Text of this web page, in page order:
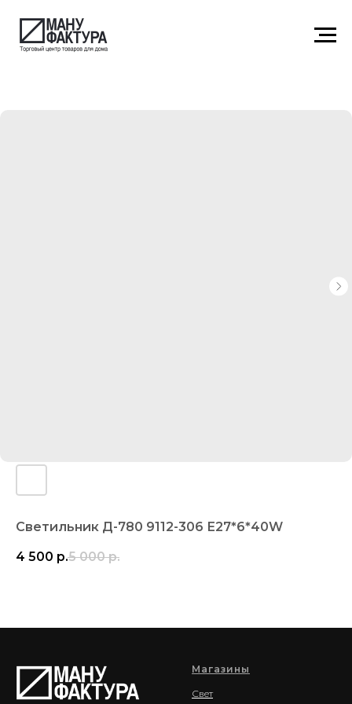
Светильник Д-780 9112-306 Е27*6*40W
4 500 р.5 000 р.
Магазины
Свет